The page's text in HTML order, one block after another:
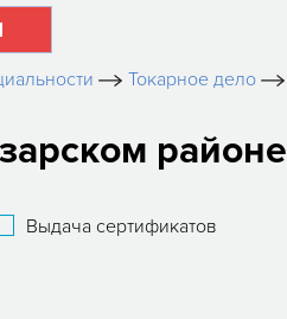
Токарное дело
районе
Выдача сертификатов